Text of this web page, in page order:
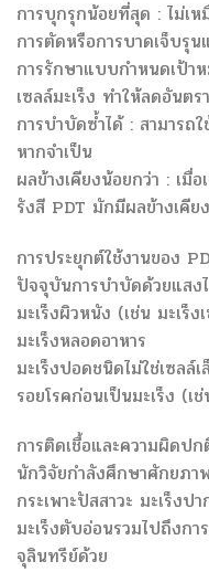
การบุกรุกน้อยที่สุด : ไม่เ
การตัดหรือการบาดเจ็บรุน
การรักษาแบบกำหนดเป้า
เซลล์มะเร็ง ทำให้ลดอันต
การบำบัดซ้ำได้ : สามารถ
หากจำเป็น
ผลข้างเคียงน้อยกว่า : เมื่
รังสี PDT มักมีผลข้างเคีย
การประยุกต์ใช้งานของ
ปัจจุบันการบำบัดด้วยแสง
มะเร็งผิวหนัง (เช่น มะเร็ง
มะเร็งหลอดอาหาร
มะเร็งปอดชนิดไม่ใช่เซลล์เ
รอยโรคก่อนเป็นมะเร็ง (
การติดเชื้อและความผิดป
นักวิจัยกำลังศึกษาศักยภา
กระเพาะปัสสาวะ มะเร็ง
มะเร็งตับอ่อนรวมไปถึงกา
จุลินทรีย์ด้วย